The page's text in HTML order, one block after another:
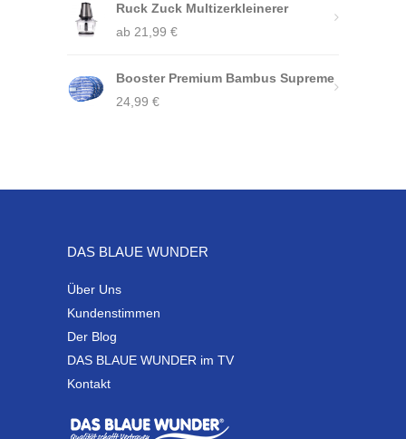
Ruck Zuck Multizerkleinerer
ab 21,99 €
Booster Premium Bambus Supreme
24,99 €
DAS BLAUE WUNDER
Über Uns
Kundenstimmen
Der Blog
DAS BLAUE WUNDER im TV
Kontakt